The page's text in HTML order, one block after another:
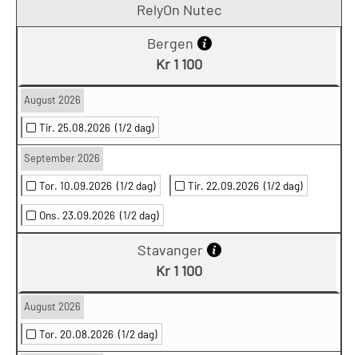
RelyOn Nutec
Bergen
Kr 1 100
August 2026
Tir. 25.08.2026 (1/2 dag)
September 2026
Tor. 10.09.2026 (1/2 dag) Tir. 22.09.2026 (1/2 dag)
Ons. 23.09.2026 (1/2 dag)
Stavanger
Kr 1 100
August 2026
Tor. 20.08.2026 (1/2 dag)